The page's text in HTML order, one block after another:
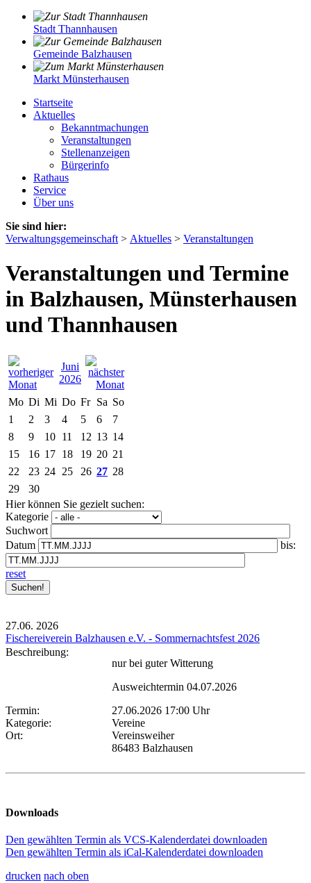
Stadt Thannhausen
Gemeinde Balzhausen
Markt Münsterhausen
Startseite
Aktuelles
Bekanntmachungen
Veranstaltungen
Stellenanzeigen
Bürgerinfo
Rathaus
Service
Über uns
Sie sind hier:
Verwaltungsgemeinschaft > Aktuelles > Veranstaltungen
Veranstaltungen und Termine
in Balzhausen, Münsterhausen
und Thannhausen
Juni
2026
Mo Di Mi Do Fr Sa So
1
2 3 4 5 6
7
8
9 10 11 12 13 14
15
16 17 18 19 20 21
22
23 24 25 26 27 28
29
30
Hier können Sie gezielt suchen:
Kategorie
Suchwort
Datum
bis:
reset
27.06. 2026
Fischereiverein Balzhausen e.V. - Sommernachtsfest 2026
Beschreibung:
nur bei guter Witterung
Ausweichtermin 04.07.2026
Termin:
27.06.2026 17:00 Uhr
Kategorie:
Vereine
Ort:
Vereinsweiher
86483 Balzhausen
Downloads
Den gewählten Termin als VCS-Kalenderdatei downloaden
Den gewählten Termin als iCal-Kalenderdatei downloaden
drucken nach oben